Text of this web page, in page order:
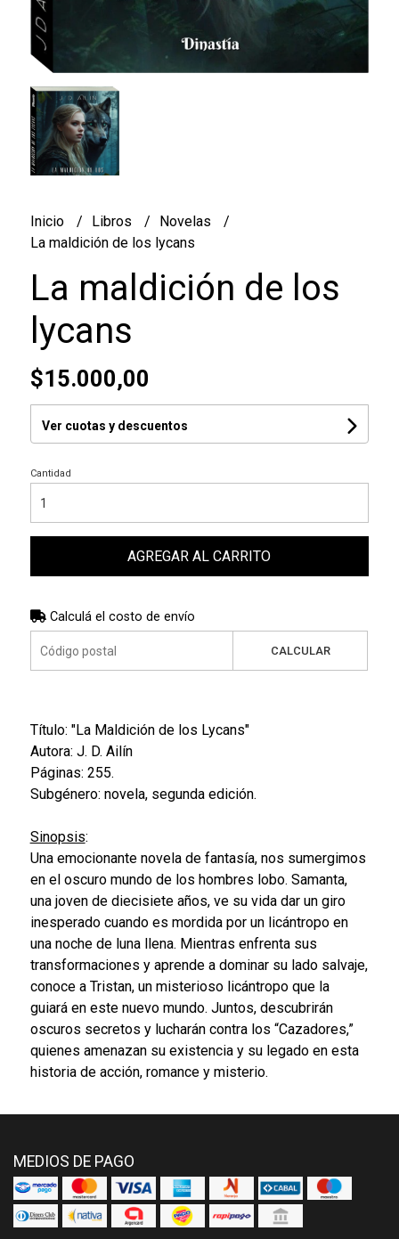
Inicio Libros
Novelas
La maldición de los lycans
La maldición de los
lycans
$15.000,00
Ver cuotas y descuentos
Cantidad
AGREGAR AL CARRITO
Calculá el costo de envío
CALCULAR
Título: "La Maldición de los Lycans"
Autora: J. D. Ailín
Páginas: 255.
Subgénero: novela, segunda edición.
Sinopsis:
Una emocionante novela de fantasía, nos sumergimos
en el oscuro mundo de los hombres lobo. Samanta,
una joven de diecisiete años, ve su vida dar un giro
inesperado cuando es mordida por un licántropo en
una noche de luna llena. Mientras enfrenta sus
transformaciones y aprende a dominar su lado salvaje,
conoce a Tristan, un misterioso licántropo que la
guiará en este nuevo mundo. Juntos, descubrirán
oscuros secretos y lucharán contra los “Cazadores,”
quienes amenazan su existencia y su legado en esta
historia de acción, romance y misterio.
MEDIOS DE PAGO